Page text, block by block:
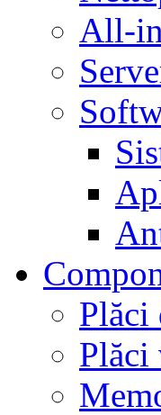
All-
Plăci
Plăci